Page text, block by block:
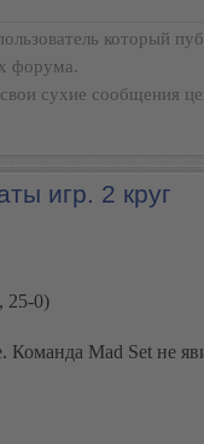
который
форума.
сухие сообщения
игр. 2 круг
25-0)
Команда Mad Set не